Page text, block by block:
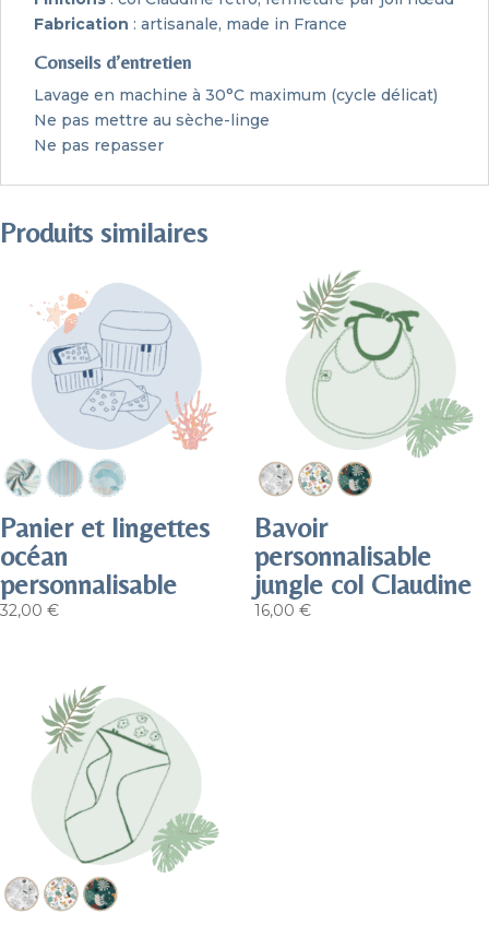
Fabrication : artisanale, made in France
Conseils d’entretien
Lavage en machine à 30°C maximum (cycle délicat)
Ne pas mettre au sèche-linge
Ne pas repasser
Produits similaires
Panier et lingettes
océan
personnalisable
32,00 €
Bavoir
personnalisable
jungle col Claudine
16,00 €